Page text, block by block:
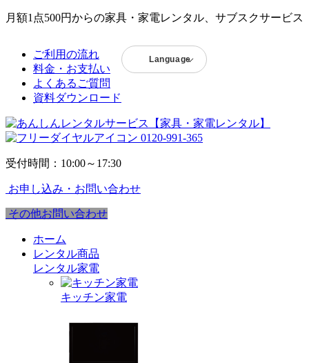
月額1点500円からの家具・家電レンタル、サブスクサービス
ご利用の流れ
料金・お支払い
よくあるご質問
資料ダウンロード
Language
0120-991-365
受付時間：10:00～17:30
お申し込み・お問い合わせ
その他お問い合わせ
ホーム
レンタル商品
レンタル家電
キッチン家電